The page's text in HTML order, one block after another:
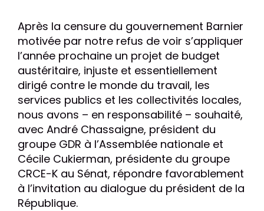
Après la censure du gouvernement Barnier
motivée par notre refus de voir s’appliquer
l’année prochaine un projet de budget
austéritaire, injuste et essentiellement
dirigé contre le monde du travail, les
services publics et les collectivités locales,
nous avons – en responsabilité – souhaité,
avec André Chassaigne, président du
groupe GDR à l’Assemblée nationale et
Cécile Cukierman, présidente du groupe
CRCE-K au Sénat, répondre favorablement
à l’invitation au dialogue du président de la
République.